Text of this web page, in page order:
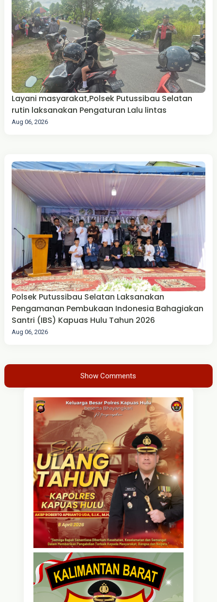
Layani masyarakat,Polsek Putussibau Selatan
rutin laksanakan Pengaturan Lalu lintas
Aug 06, 2026
Polsek Putussibau Selatan Laksanakan
Pengamanan Pembukaan Indonesia Bahagiakan
Santri (IBS) Kapuas Hulu Tahun 2026
Aug 06, 2026
Show Comments